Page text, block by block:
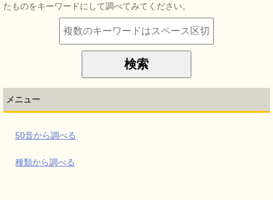
たものをキーワードにして調べてみてください。
メニュー
50音から調べる
種類から調べる